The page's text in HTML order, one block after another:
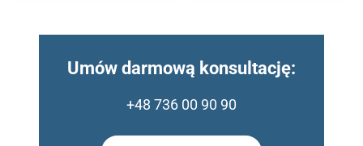
Umów darmową konsultację:
+48 736 00 90 90